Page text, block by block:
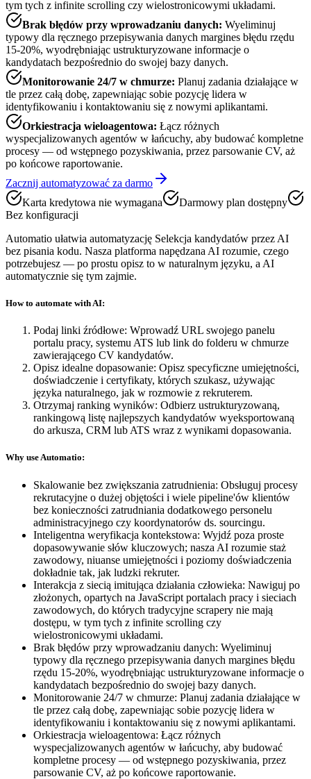
tym tych z infinite scrolling czy wielostronicowymi układami.
Brak błędów przy wprowadzaniu danych: Wyeliminuj
typowy dla ręcznego przepisywania danych margines błędu rzędu
15-20%, wyodrębniając ustrukturyzowane informacje o
kandydatach bezpośrednio do swojej bazy danych.
Monitorowanie 24/7 w chmurze: Planuj zadania działające w
tle przez całą dobę, zapewniając sobie pozycję lidera w
identyfikowaniu i kontaktowaniu się z nowymi aplikantami.
Orkiestracja wieloagentowa: Łącz różnych
wyspecjalizowanych agentów w łańcuchy, aby budować kompletne
procesy — od wstępnego pozyskiwania, przez parsowanie CV, aż
po końcowe raportowanie.
Zacznij automatyzować za darmo
Karta kredytowa nie wymagana
Darmowy plan dostępny
Bez konfiguracji
Automatio ułatwia automatyzację Selekcja kandydatów przez AI
bez pisania kodu. Nasza platforma napędzana AI rozumie, czego
potrzebujesz — po prostu opisz to w naturalnym języku, a AI
automatycznie się tym zajmie.
How to automate with AI:
Podaj linki źródłowe: Wprowadź URL swojego panelu
portalu pracy, systemu ATS lub link do folderu w chmurze
zawierającego CV kandydatów.
Opisz idealne dopasowanie: Opisz specyficzne umiejętności,
doświadczenie i certyfikaty, których szukasz, używając
języka naturalnego, jak w rozmowie z rekruterem.
Otrzymaj ranking wyników: Odbierz ustrukturyzowaną,
rankingową listę najlepszych kandydatów wyeksportowaną
do arkusza, CRM lub ATS wraz z wynikami dopasowania.
Why use Automatio:
Skalowanie bez zwiększania zatrudnienia: Obsługuj procesy
rekrutacyjne o dużej objętości i wiele pipeline'ów klientów
bez konieczności zatrudniania dodatkowego personelu
administracyjnego czy koordynatorów ds. sourcingu.
Inteligentna weryfikacja kontekstowa: Wyjdź poza proste
dopasowywanie słów kluczowych; nasza AI rozumie staż
zawodowy, niuanse umiejętności i poziomy doświadczenia
dokładnie tak, jak ludzki rekruter.
Interakcja z siecią imitująca działania człowieka: Nawiguj po
złożonych, opartych na JavaScript portalach pracy i sieciach
zawodowych, do których tradycyjne scrapery nie mają
dostępu, w tym tych z infinite scrolling czy
wielostronicowymi układami.
Brak błędów przy wprowadzaniu danych: Wyeliminuj
typowy dla ręcznego przepisywania danych margines błędu
rzędu 15-20%, wyodrębniając ustrukturyzowane informacje o
kandydatach bezpośrednio do swojej bazy danych.
Monitorowanie 24/7 w chmurze: Planuj zadania działające w
tle przez całą dobę, zapewniając sobie pozycję lidera w
identyfikowaniu i kontaktowaniu się z nowymi aplikantami.
Orkiestracja wieloagentowa: Łącz różnych
wyspecjalizowanych agentów w łańcuchy, aby budować
kompletne procesy — od wstępnego pozyskiwania, przez
parsowanie CV, aż po końcowe raportowanie.